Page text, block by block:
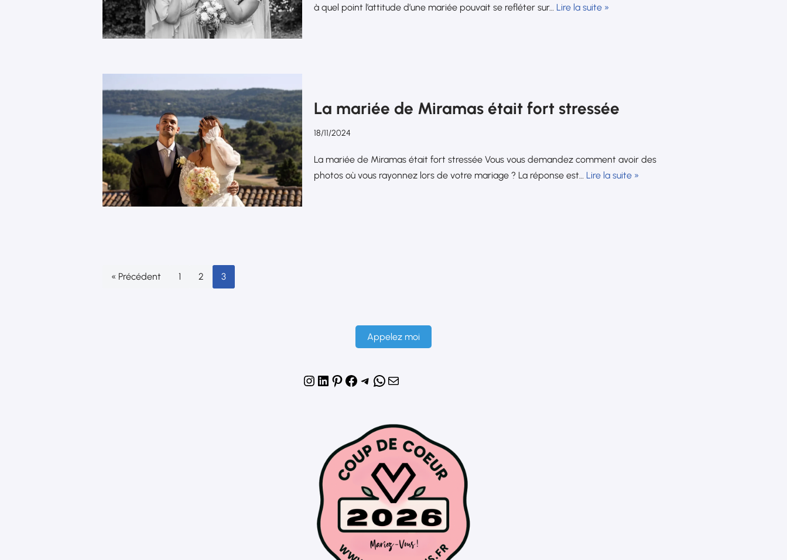
à quel point l’attitude d’une mariée pouvait se refléter sur… Lire la suite »
La mariée de Miramas était fort stressée
18/11/2024
La mariée de Miramas était fort stressée Vous vous demandez comment avoir des
photos où vous rayonnez lors de votre mariage ? La réponse est… Lire la suite »
« Précédent 1 2 3
Appelez moi